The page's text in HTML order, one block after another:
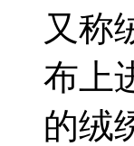
又称
布上
的绒